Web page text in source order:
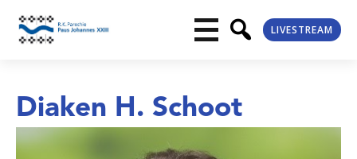
LIVESTREAM
Diaken H. Schoot